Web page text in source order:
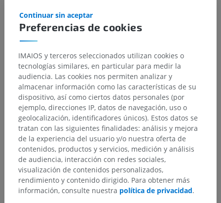
Jerarquía anatómica
Anatomía humana 1
Anatomía sistémica> Sistema nervioso>
Sistema nervioso central> Encéfalo>
Rombencéfalo; Cerebro posterior>
Cuarto ventrículo> Fosita superior
Estructuras subyacentes:No hay estructuras
subyacentes correspondientes para esta parte
anatómica
Preferencias de cookies
Continuar sin aceptar
IMAIOS y terceros seleccionados utilizan cookies o
tecnologías similares, en particular para medir la
audiencia. Las cookies nos permiten analizar y
almacenar información como las características de su
dispositivo, así como ciertos datos personales (por
ejemplo, direcciones IP, datos de navegación, uso o
geolocalización, identificadores únicos). Estos datos se
tratan con las siguientes finalidades: análisis y mejora
de la experiencia del usuario y/o nuestra oferta de
contenidos, productos y servicios, medición y análisis
de audiencia, interacción con redes sociales,
visualización de contenidos personalizados,
rendimiento y contenido dirigido. Para obtener más
información, consulte nuestra política de privacidad.